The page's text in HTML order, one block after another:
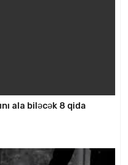
ala biləcək 8 qida